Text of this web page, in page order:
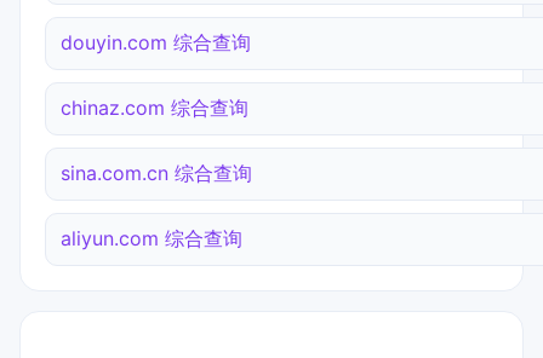
douyin.com 综合查询
chinaz.com 综合查询
sina.com.cn 综合查询
aliyun.com 综合查询